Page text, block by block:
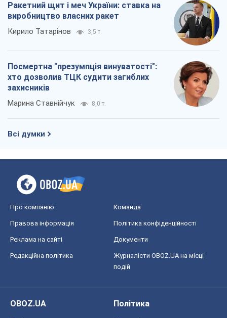
Ракетний щит і меч України: ставка на
виробництво власних ракет
Кирило Татарінов 3,5 т.
Посмертна "презумпція винуватості":
хто дозволив ТЦК судити загиблих
захисників
Марина Ставнійчук 8,0 т.
Всі думки
Про компанію Команда
Правова інформація Політика конфіденційності
Реклама на сайті Документи
Редакційна політика
Журналісти OBOZ.UA на місці
подій
OBOZ.UA
Політика